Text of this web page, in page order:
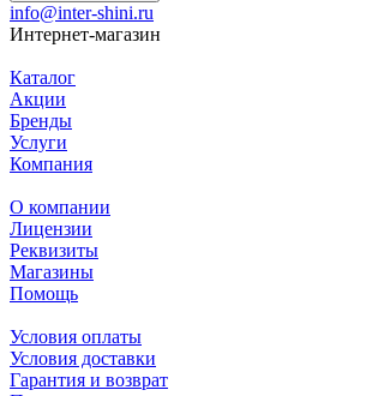
info@inter-shini.ru
Интернет-магазин
Каталог
Акции
Бренды
Услуги
Компания
О компании
Лицензии
Реквизиты
Магазины
Помощь
Условия оплаты
Условия доставки
Гарантия и возврат